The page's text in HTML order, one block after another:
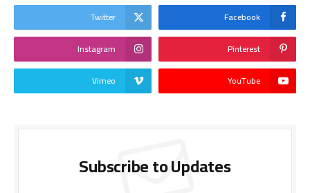
Facebook
Twitter
Pinterest
Instagram
YouTube
Vimeo
Subscribe to Updates